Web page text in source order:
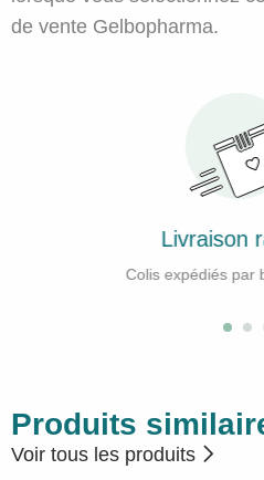
de vente Gelbopharma.
Votre
Produits
Voir tous les produits